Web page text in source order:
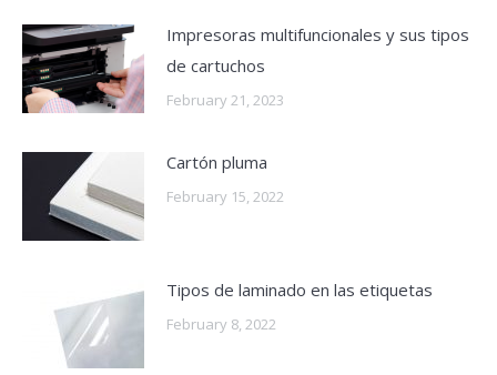
Impresoras multifuncionales y sus tipos
de cartuchos
February 21, 2023
Cartón pluma
February 15, 2022
Tipos de laminado en las etiquetas
February 8, 2022